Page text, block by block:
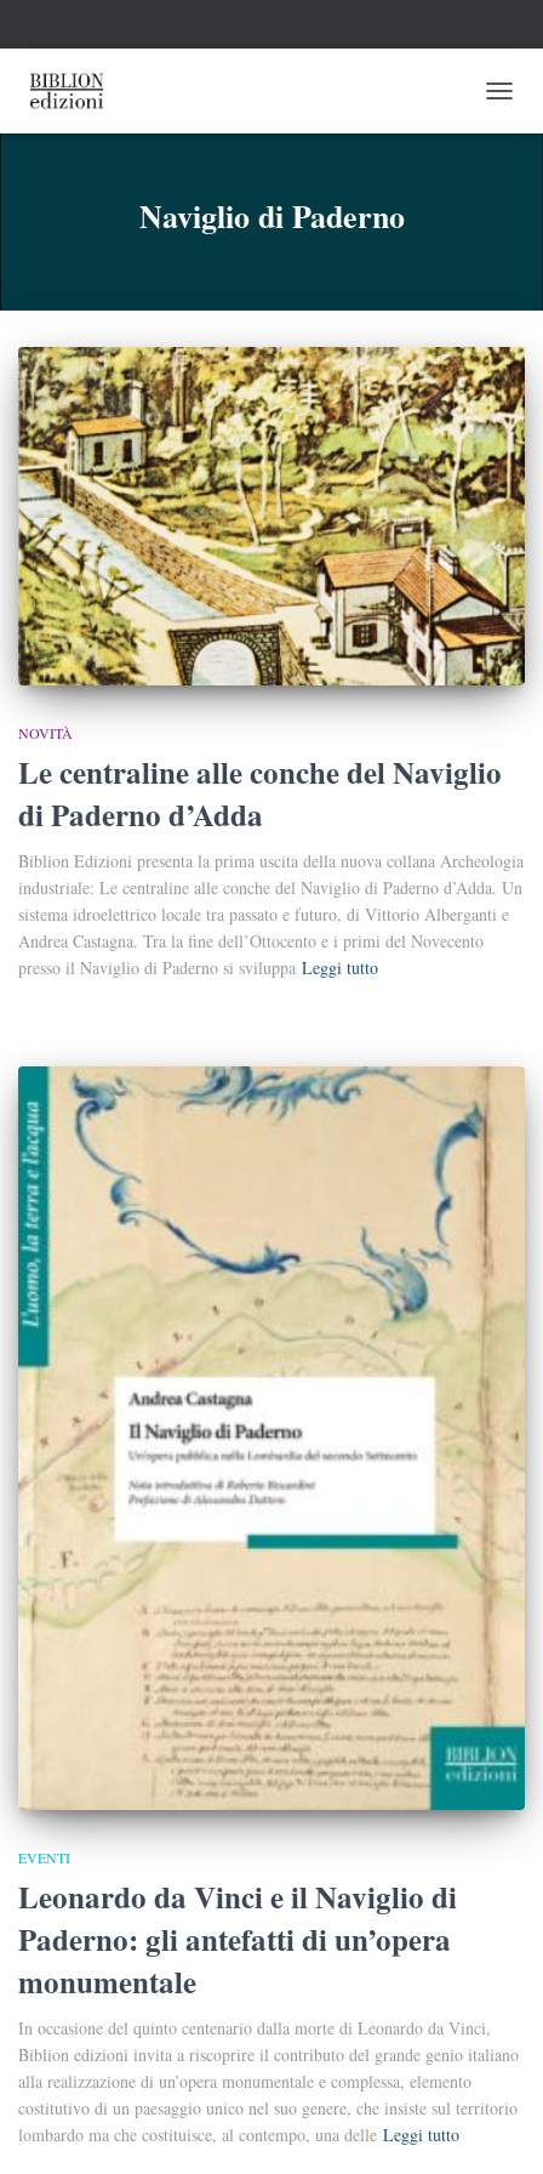
Naviglio di Paderno
NOVITÀ
Le centraline alle conche del Naviglio
di Paderno d’Adda
Biblion Edizioni presenta la prima uscita della nuova collana Archeologia
industriale: Le centraline alle conche del Naviglio di Paderno d’Adda. Un
sistema idroelettrico locale tra passato e futuro, di Vittorio Alberganti e
Andrea Castagna. Tra la fine dell’Ottocento e i primi del Novecento
presso il Naviglio di Paderno si sviluppa Leggi tutto
EVENTI
Leonardo da Vinci e il Naviglio di
Paderno: gli antefatti di un’opera
monumentale
In occasione del quinto centenario dalla morte di Leonardo da Vinci,
Biblion edizioni invita a riscoprire il contributo del grande genio italiano
alla realizzazione di un’opera monumentale e complessa, elemento
costitutivo di un paesaggio unico nel suo genere, che insiste sul territorio
lombardo ma che costituisce, al contempo, una delle Leggi tutto